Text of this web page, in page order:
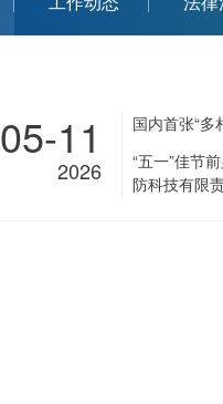
05-11
2026
“五一”佳节
防科技有限